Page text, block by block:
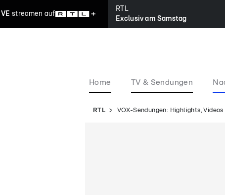
streamen auf
RTL
Exclusiv am Samstag
Home TV & Sendungen
RTL VOX-Sendungen: Highlights,